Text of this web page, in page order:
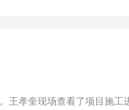
王孝奎现场查看了项目施工